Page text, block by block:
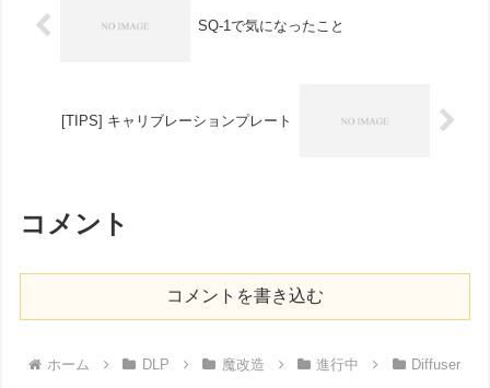
SQ-1で気になったこと
[TIPS] キャリブレーションプレート
コメント
コメントを書き込む
ホーム DLP 魔改造 進行中 Diffuser